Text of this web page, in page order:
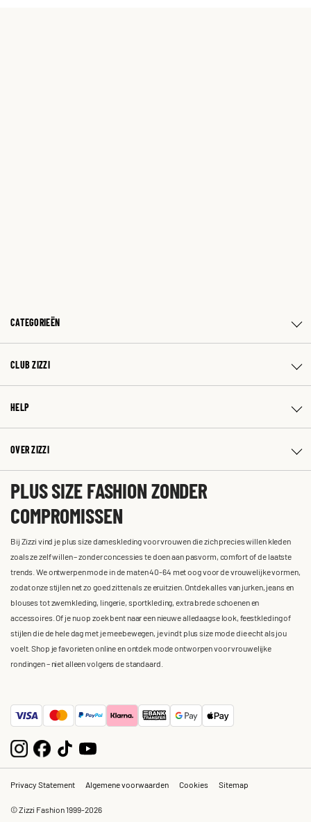
CATEGORIEËN
CLUB ZIZZI
HELP
OVER ZIZZI
PLUS SIZE FASHION ZONDER
COMPROMISSEN
Bij Zizzi vind je plus size dameskleding voor vrouwen die zich precies willen kleden
zoals ze zelf willen – zonder concessies te doen aan pasvorm, comfort of de laatste
trends. We ontwerpen mode in de maten 40-64 met oog voor de vrouwelijke vormen,
zodat onze stijlen net zo goed zitten als ze eruitzien. Ontdek alles van jurken, jeans en
blouses tot zwemkleding, lingerie, sportkleding, extra brede schoenen en
accessoires. Of je nu op zoek bent naar een nieuwe alledaagse look, feestkleding of
stijlen die de hele dag met je meebewegen, je vindt plus size mode die echt als jou
voelt. Shop je favorieten online en ontdek mode ontworpen voor vrouwelijke
rondingen – niet alleen volgens de standaard.
Privacy Statement Algemene voorwaarden Cookies Sitemap
© Zizzi Fashion 1999-2026